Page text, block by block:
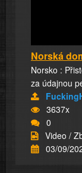
Norská
Norsko :
za údajnou
3637x
0
Video /
03/09/